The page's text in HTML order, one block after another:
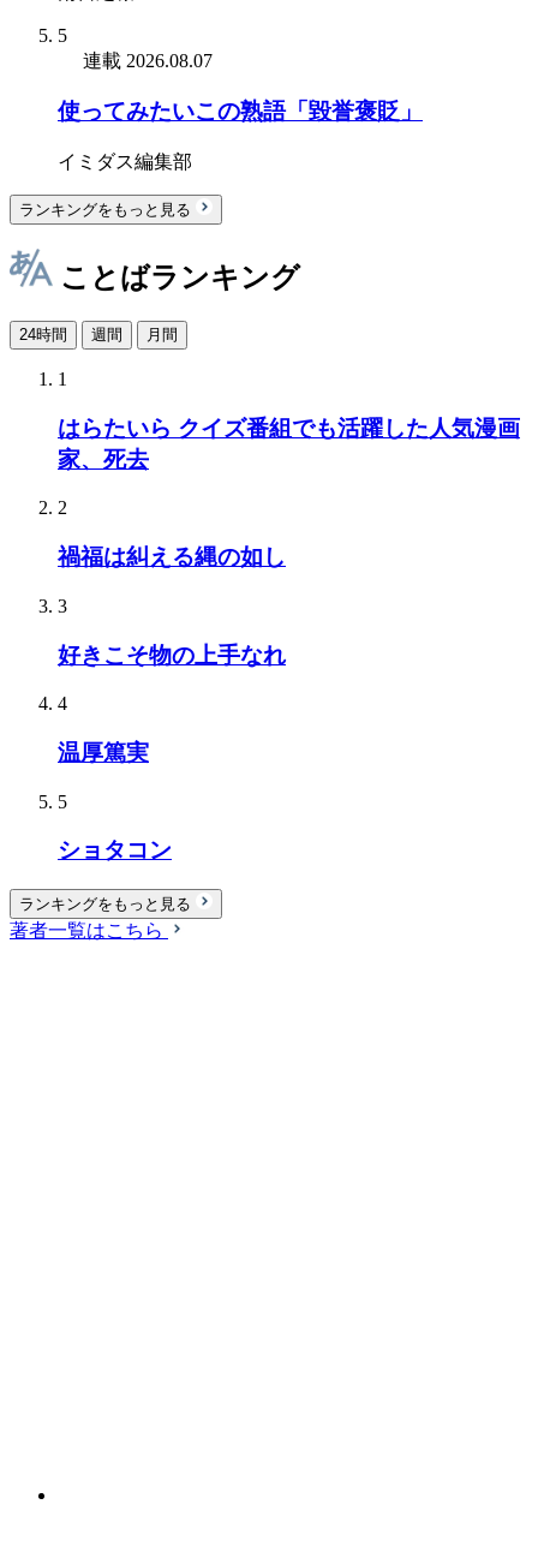
5
連載 2026.08.07
使ってみたいこの熟語「毀誉褒貶」
イミダス編集部
ランキングをもっと見る
ことばランキング
24時間 週間 月間
1
はらたいら クイズ番組でも活躍した人気漫画
家、死去
2
禍福は糾える縄の如し
3
好きこそ物の上手なれ
4
温厚篤実
5
ショタコン
ランキングをもっと見る
著者一覧はこちら